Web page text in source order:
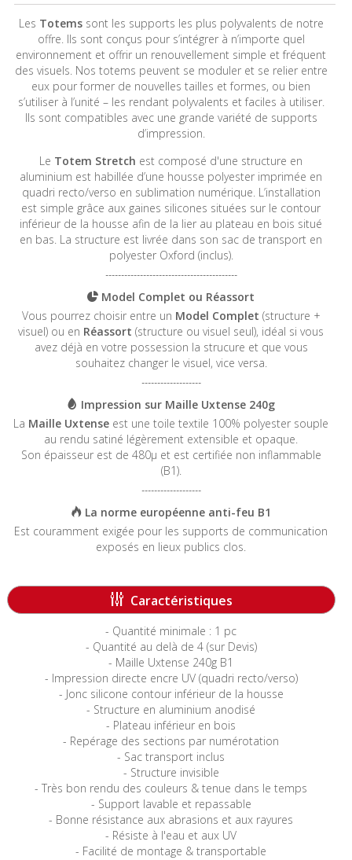
Les Totemssont les supports les plus polyvalents de notre
offre. Ils sont conçus pour s’intégrer à n’importe quel
environnement et offrir un renouvellement simple et fréquent
des visuels. Nos totems peuvent se moduler et se relier entre
eux pour former de nouvelles tailles et formes, ou bien
s’utiliser à l’unité – les rendant polyvalents et faciles à utiliser.
Ils sont compatibles avec une grande variété de supports
d’impression.
Le Totem Stretch est composé d'une structure en
aluminium est habillée d’une housse polyester imprimée en
quadri recto/verso en sublimation numérique. L’installation
est simple grâce aux gaines silicones situées sur le contour
inférieur de la housse afin de la lier au plateau en bois situé
en bas. La structure est livrée dans son sac de transport en
polyester Oxford (inclus).
------------------------------------------
Model Complet ou Réassort
Vous pourrez choisir entre un Model Complet (structure +
visuel) ou en Réassort (structure ou visuel seul), idéal si vous
avez déjà en votre possession la strucure et que vous
souhaitez changer le visuel, vice versa.
-------------------
Impression sur Maille Uxtense 240g
La Maille Uxtense est une toile textile 100% polyester souple
au rendu satiné légèrement extensible et opaque.
Son épaisseur est de 480µ et est certifiée non inflammable
(B1).
-------------------
La norme européenne anti-feu B1
Est couramment exigée pour les supports de communication
exposés en lieux publics clos.
Caractéristiques
- Quantité minimale : 1 pc
- Quantité au delà de 4 (sur Devis)
- Maille Uxtense 240g B1
- Impression directe encre UV (quadri recto/verso)
- Jonc silicone contour inférieur de la housse
- Structure en aluminium anodisé
- Plateau inférieur en bois
- Repérage des sections par numérotation
- Sac transport inclus
- Structure invisible
- Très bon rendu des couleurs & tenue dans le temps
- Support lavable et repassable
- Bonne résistance aux abrasions et aux rayures
- Résiste à l'eau et aux UV
- Facilité de montage & transportable